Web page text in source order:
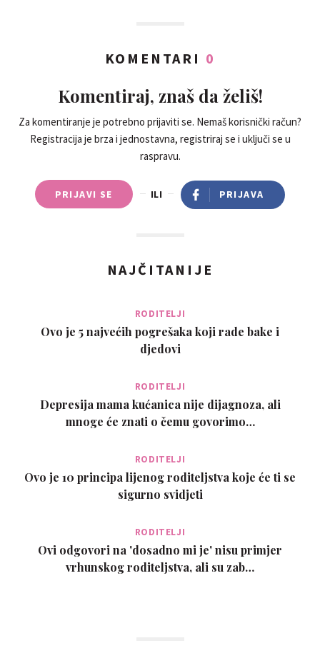
KOMENTARI 0
Komentiraj, znaš da želiš!
Za komentiranje je potrebno prijaviti se. Nemaš korisnički račun?
Registracija je brza i jednostavna, registriraj se i uključi se u
raspravu.
PRIJAVI SE ILI PRIJAVA
NAJČITANIJE
RODITELJI
Ovo je 5 najvećih pogrešaka koji rade bake i
djedovi
RODITELJI
Depresija mama kućanica nije dijagnoza, ali
mnoge će znati o čemu govorimo…
RODITELJI
Ovo je 10 principa lijenog roditeljstva koje će ti se
sigurno svidjeti
RODITELJI
Ovi odgovori na 'dosadno mi je' nisu primjer
vrhunskog roditeljstva, ali su zab…